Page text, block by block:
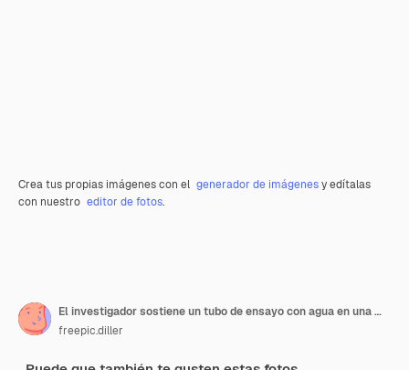
Crea tus propias imágenes con el generador de imágenesy edítalas
con nuestro editor de fotos.
El investigador sostiene un tubo de ensayo con agua en una mano con guante azul
freepic.diller